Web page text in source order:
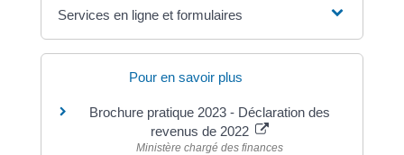
Services en ligne et formulaires
Pour en savoir plus
Brochure pratique 2023 - Déclaration des
revenus de 2022
Ministère chargé des finances